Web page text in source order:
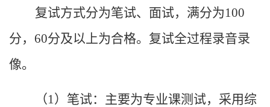
复试方式分为笔试、面试，满分为100
分， 60分及以上为合格。复试全过程录音录
像。
（1）笔试：主要为专业课测试，采用综